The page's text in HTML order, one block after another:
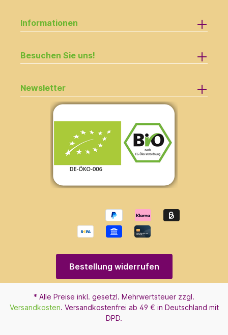
Informationen
Besuchen Sie uns!
Newsletter
Bestellung widerrufen
* Alle Preise inkl. gesetzl. Mehrwertsteuer zzgl.
Versandkosten. Versandkostenfrei ab 49 € in Deutschland mit
DPD.